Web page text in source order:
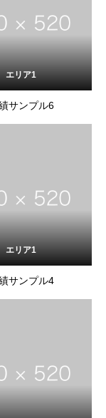
エリア1
サンプル6
エリア1
サンプル4